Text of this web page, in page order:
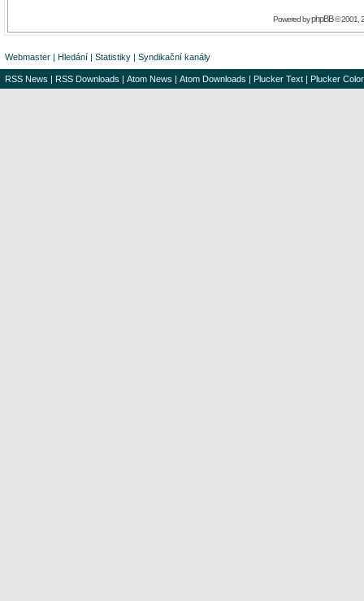
Powered byphpBB© 2001,
Webmaster | Hledání | Statistiky | Syndikační kanály
RSS News | RSS Downloads | Atom News | Atom Downloads | Plucker Text | Plucker Color